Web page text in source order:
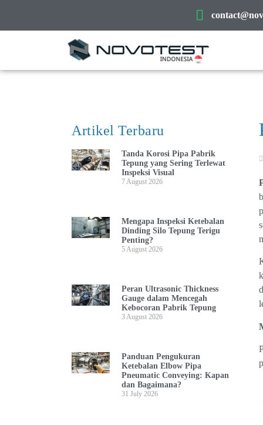
Artikel Terbaru
Tanda Korosi Pipa Pabrik
Tepung yang Sering Terlewat
Inspeksi Visual
7 August 2026
Mengapa Inspeksi Ketebalan
Dinding Silo Tepung Terigu
Penting?
5 August 2026
Peran Ultrasonic Thickness
Gauge dalam Mencegah
Kebocoran Pabrik Tepung
3 August 2026
Panduan Pengukuran
Ketebalan Elbow Pipa
Pneumatic Conveying: Kapan
dan Bagaimana?
31 July 2026